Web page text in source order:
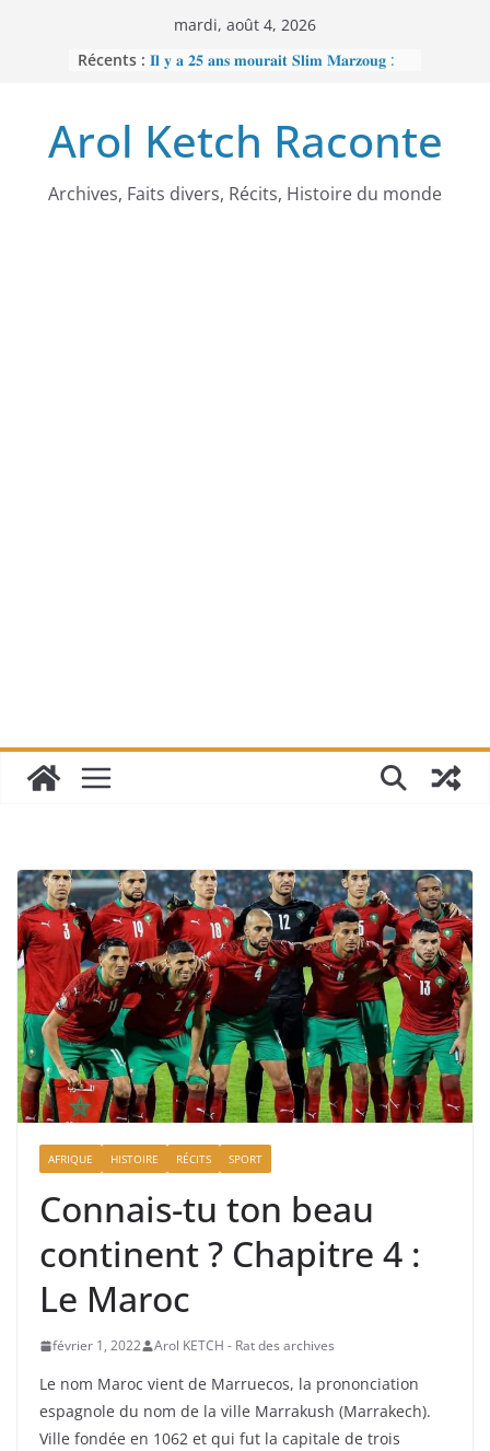
mardi, août 4, 2026
Récents : 𝐈𝐥 𝐲 𝐚 𝟐𝟓 𝐚𝐧𝐬 𝐦𝐨𝐮𝐫𝐚𝐢𝐭 𝐒𝐥𝐢𝐦 𝐌𝐚𝐫𝐳𝐨𝐮𝐠 :
𝐉𝐨𝐬𝐞𝐩𝐡 𝐍𝐝𝐢-𝐒𝐚𝐦𝐛𝐚, 𝐥𝐞 𝐛𝐚̂𝐭𝐢𝐬𝐬𝐞𝐮𝐫 𝐝’𝐞́𝐜𝐨𝐥𝐞𝐬
𝐒𝐨𝐮𝐭𝐢𝐞𝐧 𝐭𝐨𝐭𝐚𝐥 𝐚̀ 𝐑𝐞𝐛𝐞𝐜𝐜𝐚 𝐄𝐧𝐨𝐧𝐜𝐡𝐨𝐧𝐠
𝐑𝐚𝐦𝐬𝐞̀𝐬 𝐈𝐞𝐫 – 𝐋𝐞 𝐩𝐫𝐞𝐦𝐢𝐞𝐫 𝐨𝐫𝐝𝐢𝐧𝐚𝐭𝐞𝐮𝐫
Arol Ketch Raconte
Archives, Faits divers, Récits, Histoire du monde
AFRIQUE HISTOIRE RÉCITS SPORT
Connais-tu ton beau
continent ? Chapitre 4 :
Le Maroc
février 1, 2022 Arol KETCH - Rat des archives
Le nom Maroc vient de Marruecos, la prononciation
espagnole du nom de la ville Marrakush (Marrakech).
Ville fondée en 1062 et qui fut la capitale de trois